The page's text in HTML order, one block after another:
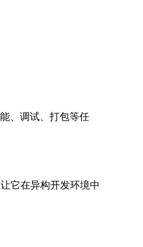
、调试、打包等任
它在异构开发环境中